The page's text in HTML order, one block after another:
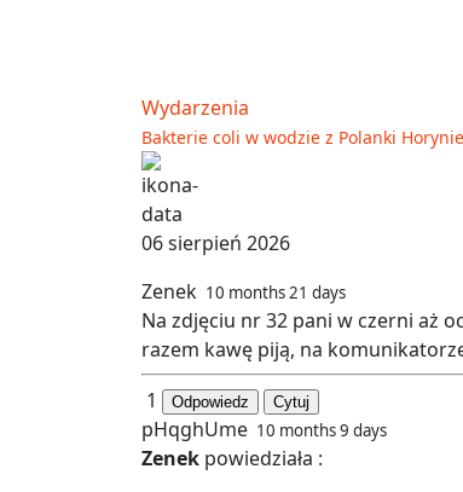
Wydarzenia
Bakterie coli w wodzie z Polanki
06 sierpień 2026
Zenek 10 months 21 days
Na zdjęciu nr 32 pani w czerni aż
razem kawę piją, na
1
Odpowiedz Cytuj
pHqghUme 10 months 9 days
Zenek powiedziała :